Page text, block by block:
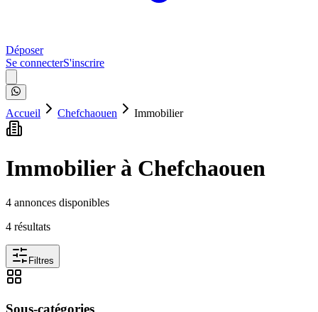
Déposer
Se connecterS'inscrire
Accueil Chefchaouen Immobilier
Immobilier à Chefchaouen
4 annonces disponibles
4 résultats
Filtres
Sous-catégories